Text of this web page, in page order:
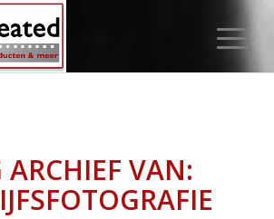
ARCHIEF VAN: